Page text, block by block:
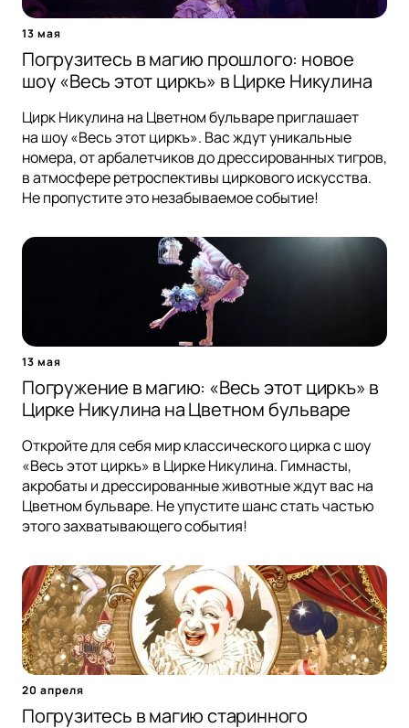
13 мая
Погрузитесь в магию прошлого: новое
шоу «Весь этот циркъ» в Цирке Никулина
Цирк Никулина на Цветном бульваре приглашает
на шоу «Весь этот циркъ». Вас ждут уникальные
номера, от арбалетчиков до дрессированных тигров,
в атмосфере ретроспективы циркового искусства.
Не пропустите это незабываемое событие!
13 мая
Погружение в магию: «Весь этот циркъ» в
Цирке Никулина на Цветном бульваре
Откройте для себя мир классического цирка с шоу
«Весь этот циркъ» в Цирке Никулина. Гимнасты,
акробаты и дрессированные животные ждут вас на
Цветном бульваре. Не упустите шанс стать частью
этого захватывающего события!
20 апреля
Погрузитесь в магию старинного